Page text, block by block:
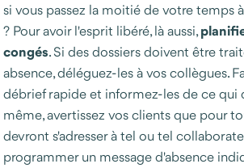
si vous passez la moitié de votre temps
? Pour avoir l'esprit libéré, là aussi,
congés. Si des dossiers doivent être
absence, déléguez-les à vos collègues.
débrief rapide et informez-les de ce qui
même, avertissez vos clients que pour
devront s'adresser à tel ou tel
programmer un message d'absence